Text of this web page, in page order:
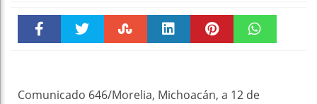
pt
Comunicado 646/Morelia, Michoacán, a 12 de